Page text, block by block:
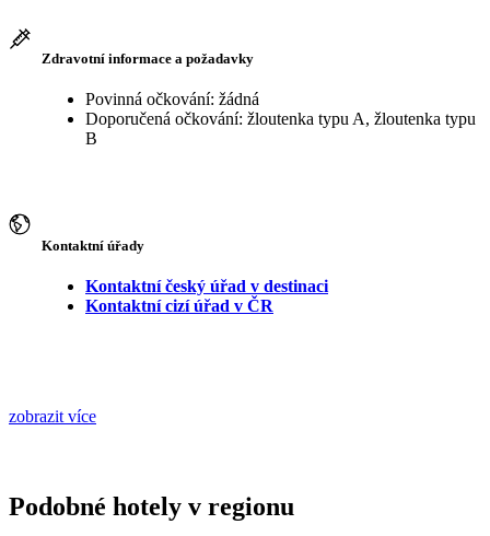
Zdravotní informace a požadavky
Povinná očkování: žádná
Doporučená očkování: žloutenka typu A, žloutenka typu
B
Kontaktní úřady
Kontaktní český úřad v destinaci
Kontaktní cizí úřad v ČR
zobrazit více
Podobné hotely v regionu